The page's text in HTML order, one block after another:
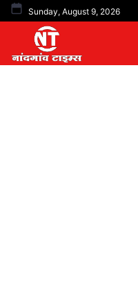
Skip
content
Sunday, August 9, 2026